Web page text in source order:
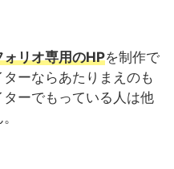
ォリオ専用のHPを制作で
ーならあたりまえのも
ーでもっている人は他